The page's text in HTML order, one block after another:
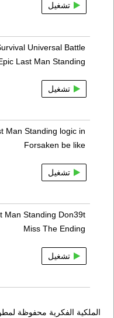
تشغيل
Universal Battle
Last Man Standing
تشغيل
Man Standing logic in
Forsaken be like
تشغيل
Man Standing Don39t
Miss The Ending
تشغيل
الملكية الفكرية محفوظة